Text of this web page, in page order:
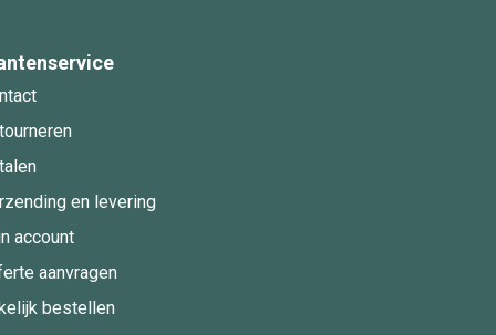
en levering
account
aanvragen
bestellen